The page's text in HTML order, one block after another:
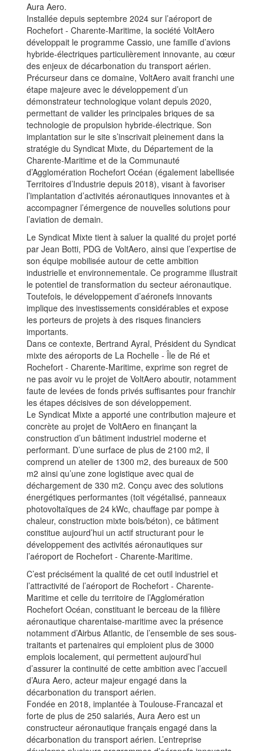
Aura Aero.
Installée depuis septembre 2024 sur l’aéroport de
Rochefort - Charente-Maritime, la société VoltAero
développait le programme Cassio, une famille d’avions
hybride-électriques particulièrement innovante, au cœur
des enjeux de décarbonation du transport aérien.
Précurseur dans ce domaine, VoltAero avait franchi une
étape majeure avec le développement d’un
démonstrateur technologique volant depuis 2020,
permettant de valider les principales briques de sa
technologie de propulsion hybride-électrique. Son
implantation sur le site s’inscrivait pleinement dans la
stratégie du Syndicat Mixte, du Département de la
Charente-Maritime et de la Communauté
d’Agglomération Rochefort Océan (également labellisée
Territoires d’Industrie depuis 2018), visant à favoriser
l’implantation d’activités aéronautiques innovantes et à
accompagner l’émergence de nouvelles solutions pour
l’aviation de demain.
Le Syndicat Mixte tient à saluer la qualité du projet porté
par Jean Botti, PDG de VoltAero, ainsi que l’expertise de
son équipe mobilisée autour de cette ambition
industrielle et environnementale. Ce programme illustrait
le potentiel de transformation du secteur aéronautique.
Toutefois, le développement d’aéronefs innovants
implique des investissements considérables et expose
les porteurs de projets à des risques financiers
importants.
Dans ce contexte, Bertrand Ayral, Président du Syndicat
mixte des aéroports de La Rochelle - Île de Ré et
Rochefort - Charente-Maritime, exprime son regret de
ne pas avoir vu le projet de VoltAero aboutir, notamment
faute de levées de fonds privés suffisantes pour franchir
les étapes décisives de son développement.
Le Syndicat Mixte a apporté une contribution majeure et
concrète au projet de VoltAero en finançant la
construction d’un bâtiment industriel moderne et
performant. D’une surface de plus de 2100 m2, il
comprend un atelier de 1300 m2, des bureaux de 500
m2 ainsi qu’une zone logistique avec quai de
déchargement de 330 m2. Conçu avec des solutions
énergétiques performantes (toit végétalisé, panneaux
photovoltaïques de 24 kWc, chauffage par pompe à
chaleur, construction mixte bois/béton), ce bâtiment
constitue aujourd’hui un actif structurant pour le
développement des activités aéronautiques sur
l’aéroport de Rochefort - Charente-Maritime.
C’est précisément la qualité de cet outil industriel et
l’attractivité de l’aéroport de Rochefort - Charente-
Maritime et celle du territoire de l’Agglomération
Rochefort Océan, constituant le berceau de la filière
aéronautique charentaise-maritime avec la présence
notamment d’Airbus Atlantic, de l’ensemble de ses sous-
traitants et partenaires qui emploient plus de 3000
emplois localement, qui permettent aujourd’hui
d’assurer la continuité de cette ambition avec l’accueil
d’Aura Aero, acteur majeur engagé dans la
décarbonation du transport aérien.
Fondée en 2018, implantée à Toulouse-Francazal et
forte de plus de 250 salariés, Aura Aero est un
constructeur aéronautique français engagé dans la
décarbonation du transport aérien. L’entreprise